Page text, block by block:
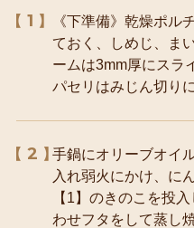
1
《下準備》乾燥ポル
ておく、しめじ、ま
ームは3mm厚にスラ
パセリはみじん切りに
2
手鍋にオリーブオイ
入れ弱火にかけ、に
【1】のきのこを投
わせフタをして蒸し